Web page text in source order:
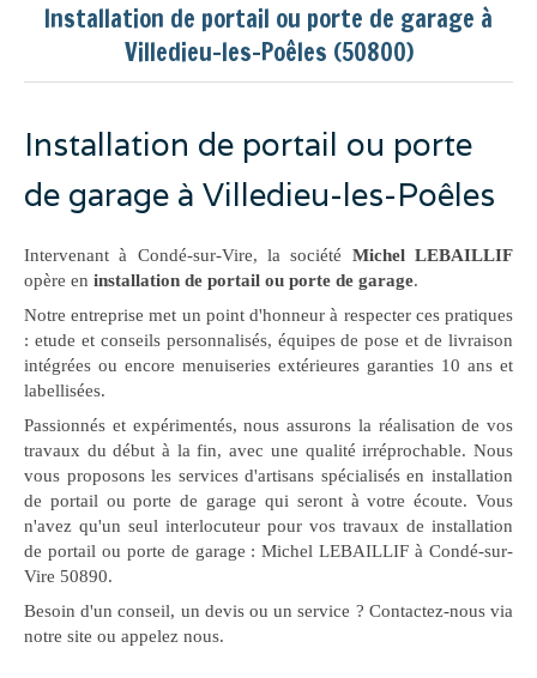
Installation de portail ou porte de garage à
Villedieu-les-Poêles (50800)
Installation de portail ou porte
de garage à Villedieu-les-Poêles
Intervenant à Condé-sur-Vire, la société Michel LEBAILLIF
opère en installation de portail ou porte de garage.
Notre entreprise met un point d'honneur à respecter ces pratiques
: etude et conseils personnalisés, équipes de pose et de livraison
intégrées ou encore menuiseries extérieures garanties 10 ans et
labellisées.
Passionnés et expérimentés, nous assurons la réalisation de vos
travaux du début à la fin, avec une qualité irréprochable. Nous
vous proposons les services d'artisans spécialisés en installation
de portail ou porte de garage qui seront à votre écoute. Vous
n'avez qu'un seul interlocuteur pour vos travaux de installation
de portail ou porte de garage : Michel LEBAILLIF à Condé-sur-
Vire 50890.
Besoin d'un conseil, un devis ou un service ? Contactez-nous via
notre site ou appelez nous.